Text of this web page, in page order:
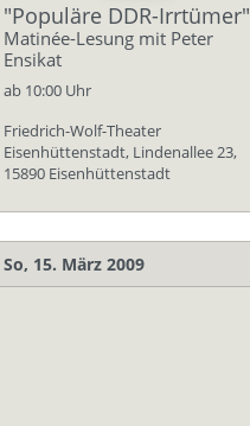
"Populäre DDR-Irrtümer"
Matinée-Lesung mit Peter
Ensikat
ab 10:00 Uhr
Friedrich-Wolf-Theater
Eisenhüttenstadt, Lindenallee 23,
15890 Eisenhüttenstadt
So, 15. März 2009